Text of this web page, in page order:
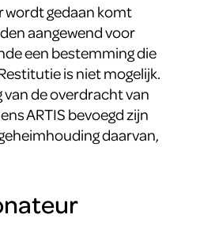
wordt gedaan komt
aangewend voor
een bestemming die
is niet mogelijk.
van de overdracht van
ARTIS bevoegd zijn
daarvan,